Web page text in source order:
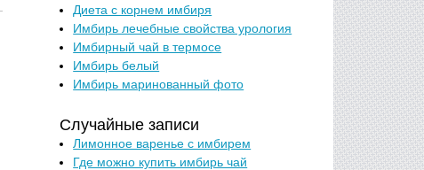
Диета с корнем имбиря
Имбирь лечебные свойства урология
Имбирный чай в термосе
Имбирь белый
Имбирь маринованный фото
Случайные записи
Лимонное варенье с имбирем
Где можно купить имбирь чай